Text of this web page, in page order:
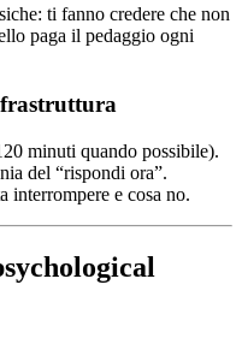
ti fanno credere che non
paga il pedaggio ogni
minuti quando possibile).
del “rispondi ora”.
interrompere e cosa no.